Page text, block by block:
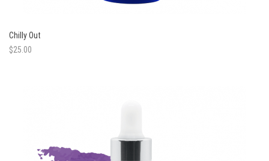
Chilly Out
$25.00